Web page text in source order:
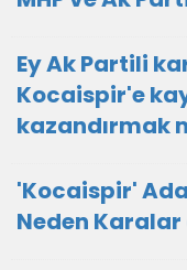
Ey Ak Partili
Kocaispir'e
kazandırmak
'Kocaispir'
Neden